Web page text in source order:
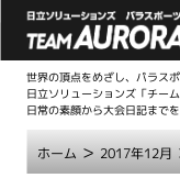
世界の頂点をめざし、パラス
日立ソリューションズ「チー
日常の素顔から大会日記までを
ホーム > 2017年12月